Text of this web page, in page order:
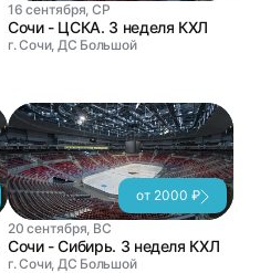
16 сентября, СР
Сочи - ЦСКА. 3 неделя КХЛ
г. Сочи, ДС Большой
от 2000 ₽
20 сентября, ВС
Сочи - Сибирь. 3 неделя КХЛ
г. Сочи, ДС Большой